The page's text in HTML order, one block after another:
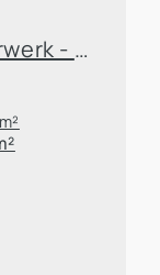
Arbeiten im ehem. Kupferwerk - Bürolofts mit Atmosphäre